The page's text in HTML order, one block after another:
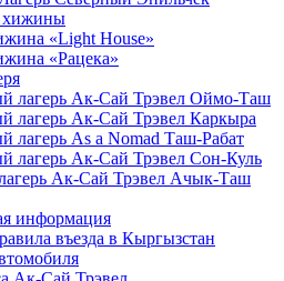
хижины
«Light House»
«Рацека»
лагерь Ак-Сай Трэвел Оймо-Таш
лагерь Ак-Сай Трэвел Каркыра
лагерь As a Nomad Таш-Рабат
лагерь Ак-Сай Трэвел Сон-Куль
Ак-Сай Трэвел Ачык-Таш
информация
въезда в Кыргызстан